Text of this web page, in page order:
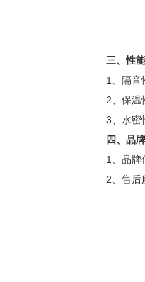
三、性能
1、隔音性
2、保温性
3、水密性
四、品牌
1、品牌信
2、售后服